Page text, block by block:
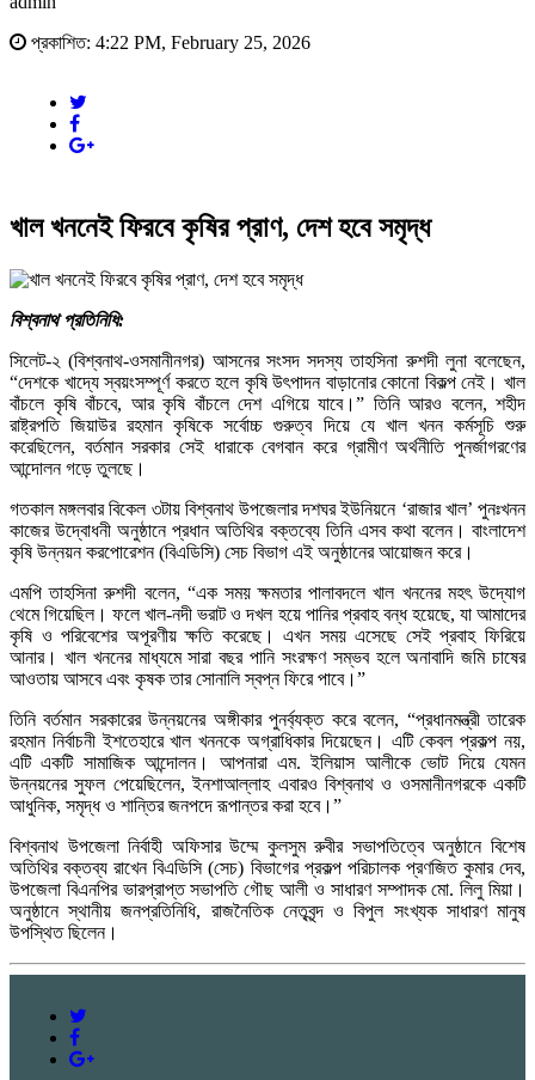
প্রকাশিত: 4:22 PM, February 25, 2026
খাল খননেই ফিরবে কৃষির প্রাণ, দেশ হবে সমৃদ্ধ
বিশ্বনাথ প্রতিনিধি:
সিলেট-২ (বিশ্বনাথ-ওসমানীনগর) আসনের সংসদ সদস্য তাহসিনা রুশদী লুনা বলেছেন,
“দেশকে খাদ্যে স্বয়ংসম্পূর্ণ করতে হলে কৃষি উৎপাদন বাড়ানোর কোনো বিকল্প নেই। খাল
বাঁচলে কৃষি বাঁচবে, আর কৃষি বাঁচলে দেশ এগিয়ে যাবে।” তিনি আরও বলেন, শহীদ
রাষ্ট্রপতি জিয়াউর রহমান কৃষিকে সর্বোচ্চ গুরুত্ব দিয়ে যে খাল খনন কর্মসূচি শুরু
করেছিলেন, বর্তমান সরকার সেই ধারাকে বেগবান করে গ্রামীণ অর্থনীতি পুনর্জাগরণের
আন্দোলন গড়ে তুলছে।
গতকাল মঙ্গলবার বিকেল ৩টায় বিশ্বনাথ উপজেলার দশঘর ইউনিয়নে ‘রাজার খাল’ পুনঃখনন
কাজের উদ্বোধনী অনুষ্ঠানে প্রধান অতিথির বক্তব্যে তিনি এসব কথা বলেন। বাংলাদেশ
কৃষি উন্নয়ন করপোরেশন (বিএডিসি) সেচ বিভাগ এই অনুষ্ঠানের আয়োজন করে।
এমপি তাহসিনা রুশদী বলেন, “এক সময় ক্ষমতার পালাবদলে খাল খননের মহৎ উদ্যোগ
থেমে গিয়েছিল। ফলে খাল-নদী ভরাট ও দখল হয়ে পানির প্রবাহ বন্ধ হয়েছে, যা আমাদের
কৃষি ও পরিবেশের অপূরণীয় ক্ষতি করেছে। এখন সময় এসেছে সেই প্রবাহ ফিরিয়ে
আনার। খাল খননের মাধ্যমে সারা বছর পানি সংরক্ষণ সম্ভব হলে অনাবাদি জমি চাষের
আওতায় আসবে এবং কৃষক তার সোনালি স্বপ্ন ফিরে পাবে।”
তিনি বর্তমান সরকারের উন্নয়নের অঙ্গীকার পুনর্ব্যক্ত করে বলেন, “প্রধানমন্ত্রী তারেক
রহমান নির্বাচনী ইশতেহারে খাল খননকে অগ্রাধিকার দিয়েছেন। এটি কেবল প্রকল্প নয়,
এটি একটি সামাজিক আন্দোলন। আপনারা এম. ইলিয়াস আলীকে ভোট দিয়ে যেমন
উন্নয়নের সুফল পেয়েছিলেন, ইনশাআল্লাহ এবারও বিশ্বনাথ ও ওসমানীনগরকে একটি
আধুনিক, সমৃদ্ধ ও শান্তির জনপদে রূপান্তর করা হবে।”
বিশ্বনাথ উপজেলা নির্বাহী অফিসার উম্মে কুলসুম রুবীর সভাপতিত্বে অনুষ্ঠানে বিশেষ
অতিথির বক্তব্য রাখেন বিএডিসি (সেচ) বিভাগের প্রকল্প পরিচালক প্রণজিত কুমার দেব,
উপজেলা বিএনপির ভারপ্রাপ্ত সভাপতি গৌছ আলী ও সাধারণ সম্পাদক মো. লিলু মিয়া।
অনুষ্ঠানে স্থানীয় জনপ্রতিনিধি, রাজনৈতিক নেতৃবৃন্দ ও বিপুল সংখ্যক সাধারণ মানুষ
উপস্থিত ছিলেন।